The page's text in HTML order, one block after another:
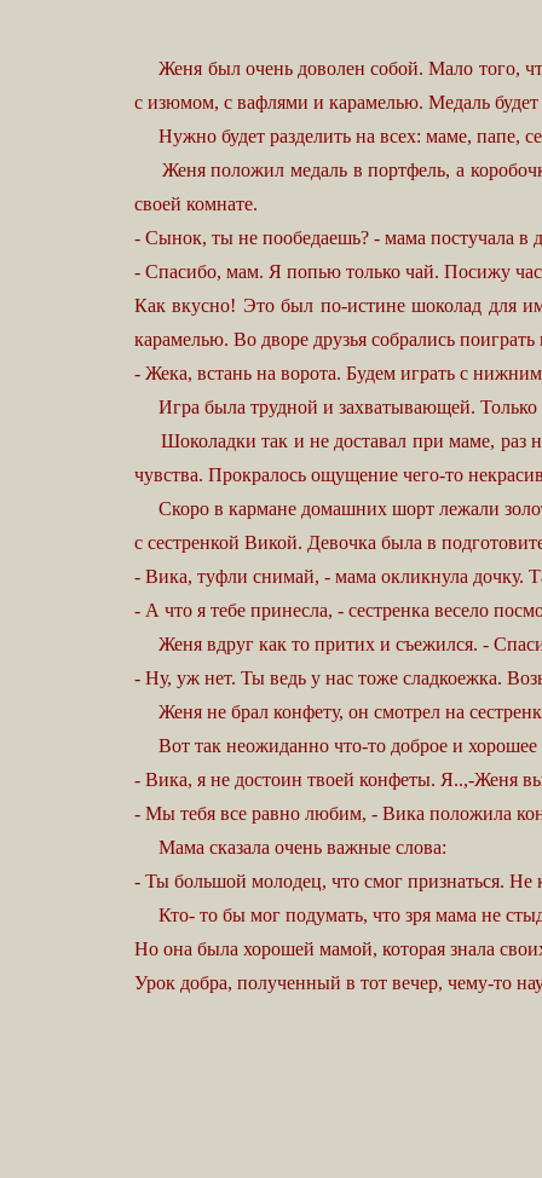
Женя был очень доволен собой. Мало того,
с изюмом, с вафлями и карамелью. Медаль
Нужно будет разделить на всех: маме, папе,
Женя положил медаль в портфель, а
своей комнате.
- Сынок, ты не пообедаешь? - мама постучала в
- Спасибо, мам. Я попью только чай. Посижу
Как вкусно! Это был по-истине шоколад для
карамелью. Во дворе друзья собрались поиграть
- Жека, встань на ворота. Будем играть с
Игра была трудной и захватывающей. Только
Шоколадки так и не доставал при маме, раз
чувства. Прокралось ощущение чего-то
Скоро в кармане домашних шорт лежали
с сестренкой Викой. Девочка была в
- Вика, туфли снимай, - мама окликнула дочку.
- А что я тебе принесла, - сестренка весело
Женя вдруг как то притих и съежился. -
- Ну, уж нет. Ты ведь у нас тоже сладкоежка.
Женя не брал конфету, он смотрел на
Вот так неожиданно что-то доброе и хорошее
- Вика, я не достоин твоей конфеты. Я..,-Женя
- Мы тебя все равно любим, - Вика положила
Мама сказала очень важные слова:
- Ты большой молодец, что смог признаться. Не
Кто- то бы мог подумать, что зря мама не
Но она была хорошей мамой, которая знала
Урок добра, полученный в тот вечер, чему-то